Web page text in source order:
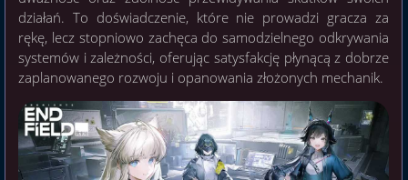
działań. To doświadczenie, które nie prowadzi gracza za
rękę, lecz stopniowo zachęca do samodzielnego odkrywania
systemów i zależności, oferując satysfakcję płynącą z dobrze
zaplanowanego rozwoju i opanowania złożonych mechanik.